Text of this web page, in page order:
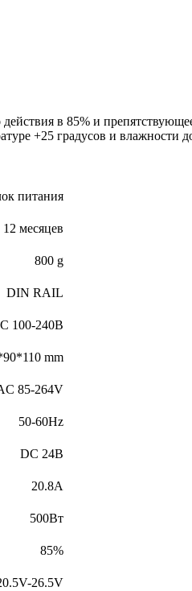
в 85% и
+25 градусов и влажности
питания
12 месяцев
800 g
DIN RAIL
100-240В
mm
85-264V
50-60Hz
DC 24В
20.8А
500Вт
85%
26.5V